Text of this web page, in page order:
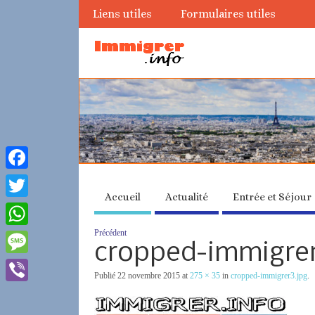
Liens utiles Formulaires utiles
Accueil Actualité Entrée et Séjour
Précédent
cropped-
Publié 22 novembre 2015 at275 × 35 incropped-immigrer3.jpg
Facebook
Twitter
WhatsApp
Message